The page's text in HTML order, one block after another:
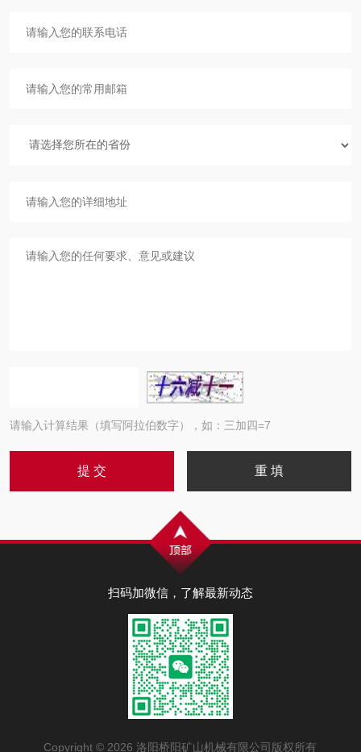
请输入计算结果（填写阿拉伯数字），如：三加四=7
扫码加微信，了解最新动态
Copyright © 2026 洛阳桥阳矿山机械有限公司版权所有